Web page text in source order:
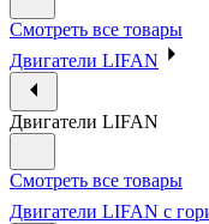
Смотреть все товары
Двигатели LIFAN
Двигатели LIFAN
Смотреть все товары
Двигатели LIFAN с